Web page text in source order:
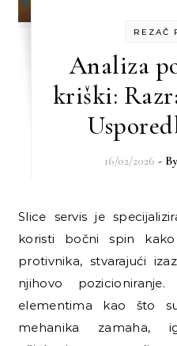
REZAČ
Analiza
kriški:
16/02/2026 - By
Slice servis je specijalizirana teniska tehnika koja
koristi bočni spin
protivnika, stvarajući
njihovo
elementima kao što
mehanika zamaha,